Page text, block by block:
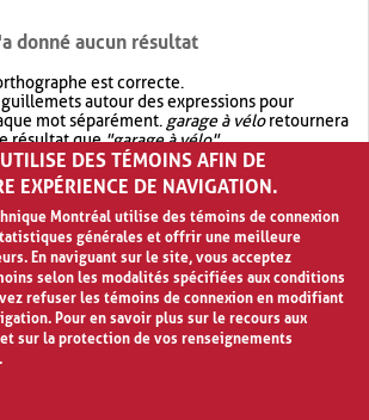
donné aucun résultat
est correcte.
autour des expressions pour
mot séparément. garage à véloretournera
résultat que"garage à vélo".
votre recherche avec OR.garage OR vélo
plus de résultat quegarage à vélo
DES TÉMOINS AFIN DE
EXPÉRIENCE DE NAVIGATION.
Montréal utilise des témoins de connexion
générales et offrir une meilleure
En naviguant sur le site, vous acceptez
selon les modalités spécifiées aux conditions
refuser les témoins de connexion en modifiant
Pour en savoir plus sur le recours aux
sur la protection de vos renseignements
.